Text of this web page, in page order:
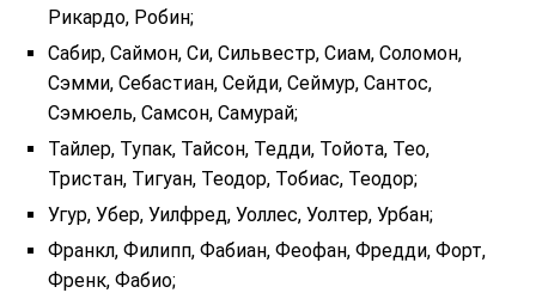
Рикардо, Робин;
Сабир, Саймон, Си, Сильвестр, Сиам, Соломон,
Сэмми, Себастиан, Сейди, Сеймур, Сантос,
Сэмюель, Самсон, Самурай;
Тайлер, Тупак, Тайсон, Тедди, Тойота, Тео,
Тристан, Тигуан, Теодор, Тобиас, Теодор;
Угур, Убер, Уилфред, Уоллес, Уолтер, Урбан;
Франкл, Филипп, Фабиан, Феофан, Фредди, Форт,
Френк, Фабио;